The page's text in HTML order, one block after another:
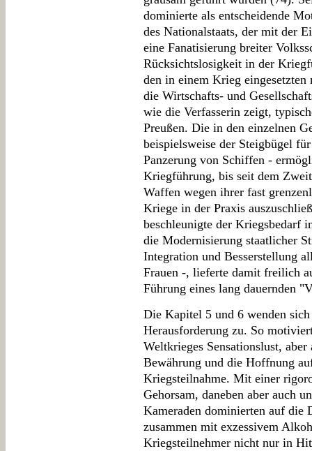
dominierte als entscheidende
des Nationalstaats, der mit der
eine Fanatisierung breiter
Rücksichtslosigkeit in der
den in einem Krieg
die Wirtschafts- und
wie die Verfasserin zeigt,
Preußen. Die in den einzelnen
beispielsweise der Steigbügel
Panzerung von Schiffen -
Kriegführung, bis seit dem
Waffen wegen ihrer fast
Kriege in der Praxis
beschleunigte der Kriegsbedarf
die Modernisierung staatlicher
Integration und Besserstellung
Frauen -, lieferte damit freilich
Führung eines lang dauernden
Die Kapitel 5 und 6 wenden
Herausforderung zu. So
Weltkrieges Sensationslust,
Bewährung und die Hoffnung
Kriegsteilnahme. Mit einer
Gehorsam, daneben aber auch
Kameraden dominierten auf die
zusammen mit exzessivem
Kriegsteilnehmer nicht nur in